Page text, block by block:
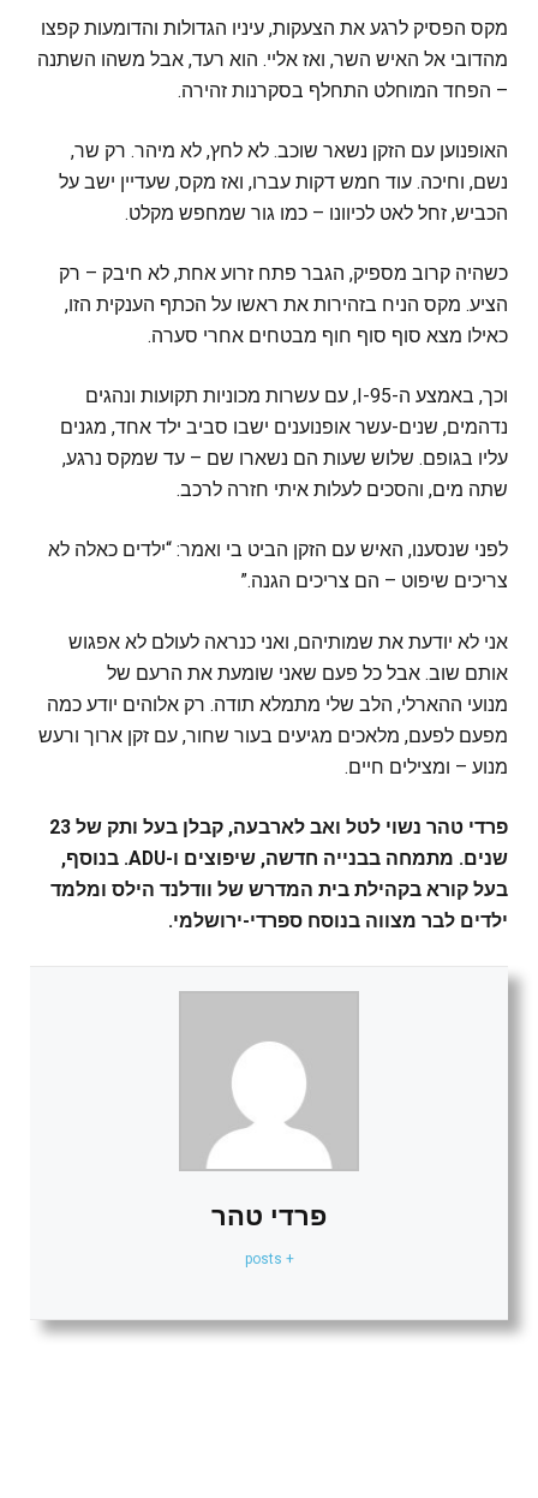
מקס הפסיק לרגע את הצעקות, עיניו הגדולות והדומעות קפצו
מהדובי אל האיש השר, ואז אליי. הוא רעד, אבל משהו השתנה
– הפחד המוחלט התחלף בסקרנות זהירה.
האופנוען עם הזקן נשאר שוכב. לא לחץ, לא מיהר. רק שר,
נשם, וחיכה. עוד חמש דקות עברו, ואז מקס, שעדיין ישב על
הכביש, זחל לאט לכיוונו – כמו גור שמחפש מקלט.
כשהיה קרוב מספיק, הגבר פתח זרוע אחת, לא חיבק – רק
הציע. מקס הניח בזהירות את ראשו על הכתף הענקית הזו,
כאילו מצא סוף סוף חוף מבטחים אחרי סערה.
וכך, באמצע ה-I-95, עם עשרות מכוניות תקועות ונהגים
נדהמים, שנים-עשר אופנוענים ישבו סביב ילד אחד, מגנים
עליו בגופם. שלוש שעות הם נשארו שם – עד שמקס נרגע,
שתה מים, והסכים לעלות איתי חזרה לרכב.
לפני שנסענו, האיש עם הזקן הביט בי ואמר: “ילדים כאלה לא
צריכים שיפוט – הם צריכים הגנה.”
אני לא יודעת את שמותיהם, ואני כנראה לעולם לא אפגוש
אותם שוב. אבל כל פעם שאני שומעת את הרעם של
מנועי ההארלי, הלב שלי מתמלא תודה. רק אלוהים יודע כמה
מפעם לפעם, מלאכים מגיעים בעור שחור, עם זקן ארוך ורעש
מנוע – ומצילים חיים.
פרדי טהר נשוי לטל ואב לארבעה, קבלן בעל ותק של 23
שנים. מתמחה בבנייה חדשה, שיפוצים ו-ADU. בנוסף,
בעל קורא בקהילת בית המדרש של וודלנד הילס ומלמד
ילדים לבר מצווה בנוסח ספרדי-ירושלמי.
פרדי טהר
+ posts